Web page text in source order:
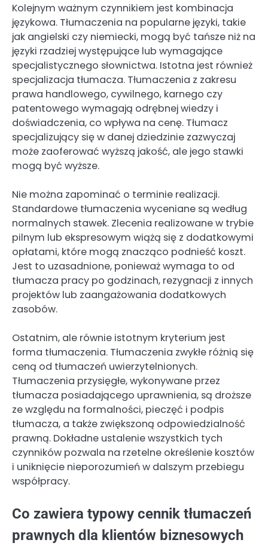
Kolejnym ważnym czynnikiem jest kombinacja
językowa. Tłumaczenia na popularne języki, takie
jak angielski czy niemiecki, mogą być tańsze niż na
języki rzadziej występujące lub wymagające
specjalistycznego słownictwa. Istotna jest również
specjalizacja tłumacza. Tłumaczenia z zakresu
prawa handlowego, cywilnego, karnego czy
patentowego wymagają odrębnej wiedzy i
doświadczenia, co wpływa na cenę. Tłumacz
specjalizujący się w danej dziedzinie zazwyczaj
może zaoferować wyższą jakość, ale jego stawki
mogą być wyższe.
Nie można zapominać o terminie realizacji.
Standardowe tłumaczenia wyceniane są według
normalnych stawek. Zlecenia realizowane w trybie
pilnym lub ekspresowym wiążą się z dodatkowymi
opłatami, które mogą znacząco podnieść koszt.
Jest to uzasadnione, ponieważ wymaga to od
tłumacza pracy po godzinach, rezygnacji z innych
projektów lub zaangażowania dodatkowych
zasobów.
Ostatnim, ale równie istotnym kryterium jest
forma tłumaczenia. Tłumaczenia zwykłe różnią się
ceną od tłumaczeń uwierzytelnionych.
Tłumaczenia przysięgłe, wykonywane przez
tłumacza posiadającego uprawnienia, są droższe
ze względu na formalności, pieczęć i podpis
tłumacza, a także zwiększoną odpowiedzialność
prawną. Dokładne ustalenie wszystkich tych
czynników pozwala na rzetelne określenie kosztów
i uniknięcie nieporozumień w dalszym przebiegu
współpracy.
Co zawiera typowy cennik tłumaczeń
prawnych dla klientów biznesowych